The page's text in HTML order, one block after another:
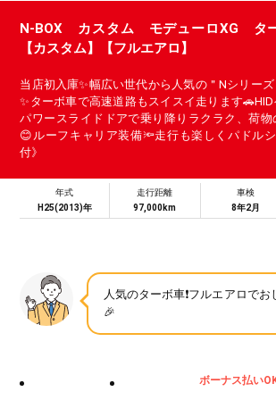
N-BOX カスタム モデューロXG タ
【カスタム】【フルエアロ】
当店初入庫✨幅広い世代から人気の＂Nシリー
✨ターボ車で高速道路もスイスイ走ります
パワースライドドアで乗り降りラクラク、荷
😊ルーフキャリア装備🔦走行も楽しくパドル
付》
年式
H25(2013)年
走行距離
97,000km
車検
8年2月
人気のターボ車❗フルエアロで
🎉
ボーナス払い